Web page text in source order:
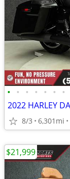
• • • • • • •
8/3 6,301mi
$21,999